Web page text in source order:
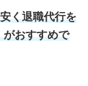
く退職代行を
がおすすめで